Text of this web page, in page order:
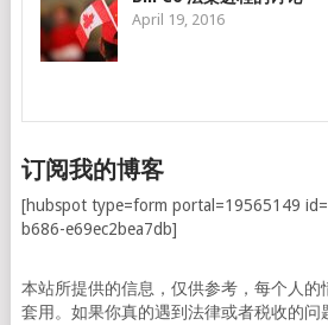
April 19, 2016
订阅我的博客
[hubspot type=form portal=19565149
b686-e69ec2bea7db]
本站所提供的信息，仅供参考，每个人的
套用。如果你真的遇到法律或者税收的问